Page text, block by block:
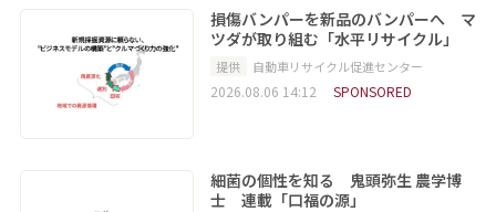
損傷バンパーを新品のバンパーへ マ
ツダが取り組む「水平リサイクル」
提供 自動車リサイクル促進センター
2026.08.06 14:12 SPONSORED
細菌の個性を知る 鬼頭弥生 農学博
士 連載「口福の源」